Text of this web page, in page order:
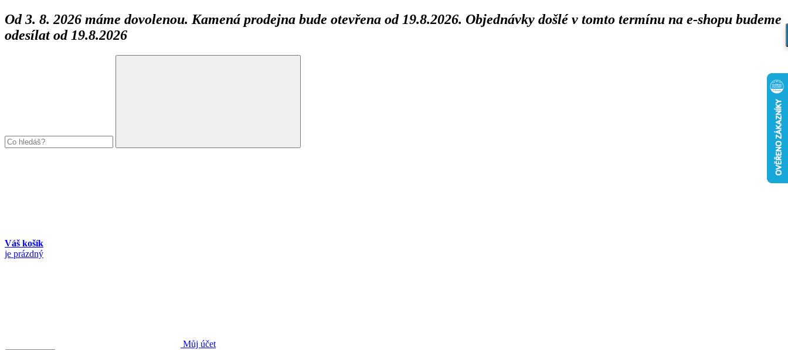
Od 3. 8. 2026 máme dovolenou. Kamená prodejna bude otevřena od 19.8.2026. Objednávky došlé v tomto termínu na e-shopu budeme
odesílat od 19.8.2026
Váš košík
je prázdný
Můj účet